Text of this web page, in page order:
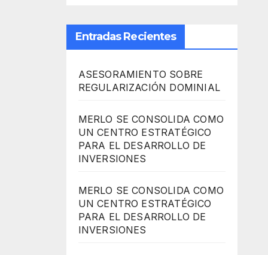
Entradas Recientes
ASESORAMIENTO SOBRE
REGULARIZACIÓN DOMINIAL
MERLO SE CONSOLIDA COMO
UN CENTRO ESTRATÉGICO
PARA EL DESARROLLO DE
INVERSIONES
MERLO SE CONSOLIDA COMO
UN CENTRO ESTRATÉGICO
PARA EL DESARROLLO DE
INVERSIONES